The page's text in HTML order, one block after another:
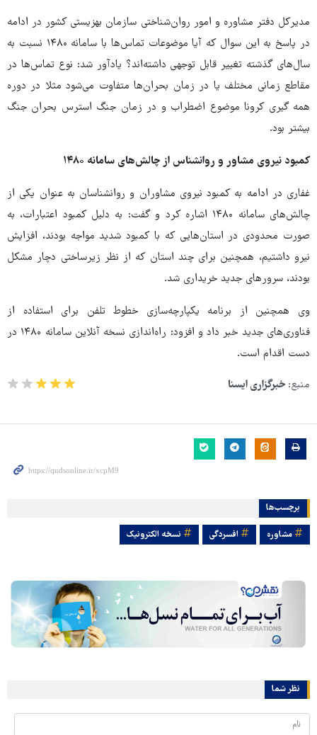
مدیرکل دفتر مشاوره و امور روان‌شناختی سازمان بهزیستی کشور در ادامه
در پاسخ به این سوال که آیا موضوعات تماس‌ها با سامانه ۱۴۸۰ نسبت به
سال‌های گذشته تغییر قابل توجهی داشته‌اند؟ یادآور شد: نوع تماس‌ها در
مقاطع زمانی مختلف یا در زمان بحران‌ها متفاوت می‌شود مثلا در دوره
همه گیری کرونا موضوع اضطراب و در زمان جنگ استرس بحران جنگ
بیشتر بود.
کمبود نیروی مشاور و روانشناس از چالش‌های سامانه ۱۴۸۰
غفاری در ادامه به کمبود نیروی مشاوران و روانشناسان به عنوان یکی از
چالش‌های سامانه ۱۴۸۰ اشاره کرد و گفت: به دلیل کمبود اعتبارات، به
صورت محدودی در استان‌هایی که با کمبود شدید مواجه بودند، افزایش
نیرو داشتیم، همچنین برای چند استان که از نظر زیرساختی دچار مشکل
بودند، سرورهای جدید خریداری شد.
وی همچنین از برنامه یکپارچه‌سازی خطوط تلفن برای استفاده از
فناوری‌های جدید خبر داد و افزود: راه‌اندازی نسخه آنلاین سامانه ۱۴۸۰ در
دست اقدام است.
منبع: خبرگزاری ایسنا
برچسب‌ها
مشاوره‌ افسردگی نسخه الکترونیک
نظر شما